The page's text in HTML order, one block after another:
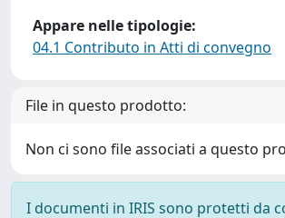
Appare nelle tipologie:
04.1 Contributo in Atti di convegno
File in questo prodotto:
Non ci sono file associati a questo
I documenti in IRIS sono protetti da